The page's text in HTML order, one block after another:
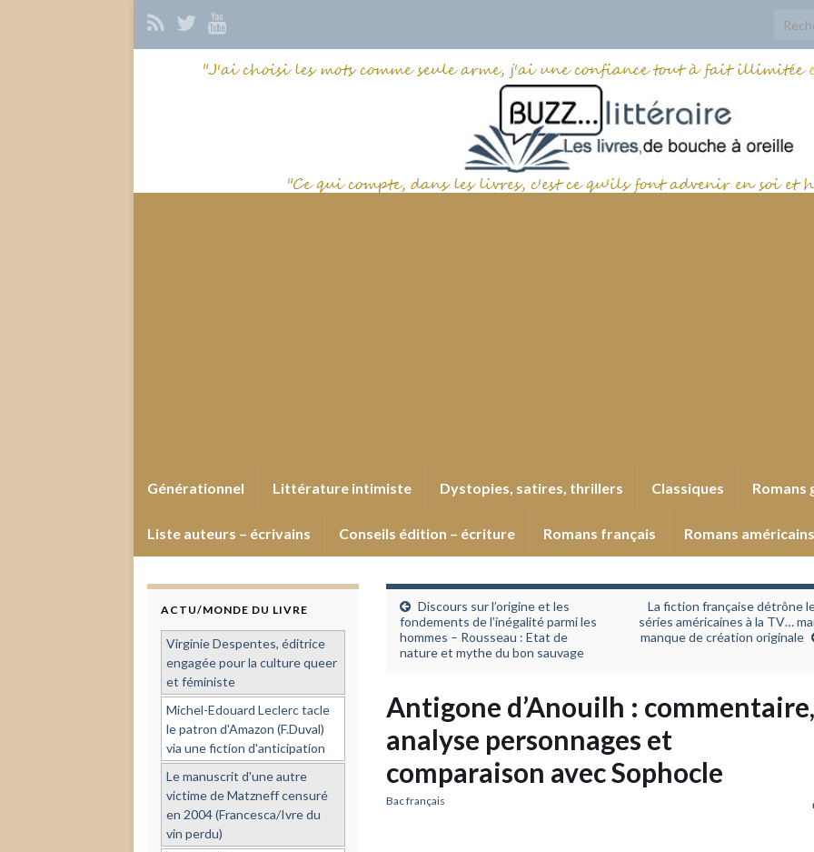
Générationnel Littérature intimiste Dystopies, satires, thrillers Classiques Romans
Liste auteurs – écrivains Conseils édition – écriture Romans français Romans américains
Discours sur l’origine et les
fondements de l’inégalité parmi les
hommes – Rousseau : Etat de
nature et mythe du bon sauvage
La fiction française détrône
séries américaines à la TV…
manque de création originale
Antigone d’Anouilh : commentaire,
analyse personnages et
comparaison avec Sophocle
Bac français
ACTU/MONDE DU LIVRE
Virginie Despentes, éditrice
engagée pour la culture queer
et féministe
Michel-Edouard Leclerc tacle
le patron d'Amazon (F.Duval)
via une fiction d'anticipation
Le manuscrit d'une autre
victime de Matzneff censuré
en 2004 (Francesca/Ivre du
vin perdu)